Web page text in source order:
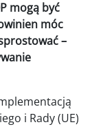
mogą być
móc
–
i Rady (UE)